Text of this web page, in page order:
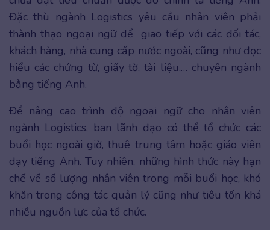
Đặc thù ngành Logistics yêu cầu nhân viên phải
thành thạo ngoại ngữ để giao tiếp với các đối tác,
khách hàng, nhà cung cấp nước ngoài, cũng như đọc
hiểu các chứng từ, giấy tờ, tài liệu,… chuyên ngành
bằng tiếng Anh.
Để nâng cao trình độ ngoại ngữ cho nhân viên
ngành Logistics, ban lãnh đạo có thể tổ chức các
buổi học ngoài giờ, thuê trung tâm hoặc giáo viên
dạy tiếng Anh. Tuy nhiên, những hình thức này hạn
chế về số lượng nhân viên trong mỗi buổi học, khó
khăn trong công tác quản lý cũng như tiêu tốn khá
nhiều nguồn lực của tổ chức.